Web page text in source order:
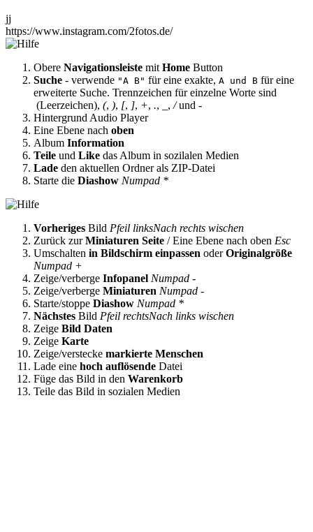
jj
https://www.instagram.com/2fotos.de/
Obere Navigationsleiste mit Home Button
Suche - verwende "A B" für eine exakte, A und B für eine
erweiterte Suche. Trennzeichen für einzelne Worte sind
(Leerzeichen), (, ), [, ], +, ., , /und -
Hintergrund Audio Player
Eine Ebene nach oben
Album Information
Teile und Like das Album in sozilalen Medien
Lade den aktuellen Ordner als ZIP-Datei
Starte die Diashow Numpad *
Vorheriges Bild Pfeil linksNach rechts wischen
Zurück zurMiniaturen Seite / Eine Ebene nach oben Esc
Umschalten in Bildschirm einpassen oderOriginalgröße
Numpad +
Zeige/verberge Infopanel Numpad -
Zeige/verberge Miniaturen Numpad -
Starte/stoppe Diashow Numpad *
Nächstes Bild Pfeil rechtsNach links wischen
Zeige Bild Daten
Zeige Karte
Zeige/verstecke markierte Menschen
Lade eine hoch auflösende Datei
Füge das Bild in den Warenkorb
Teile das Bild in sozialen Medien